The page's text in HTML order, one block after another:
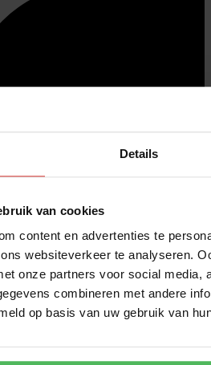
Details
van cookies
content en advertenties te
websiteverkeer te analyseren.
onze partners voor social media,
combineren met andere
op basis van uw gebruik van